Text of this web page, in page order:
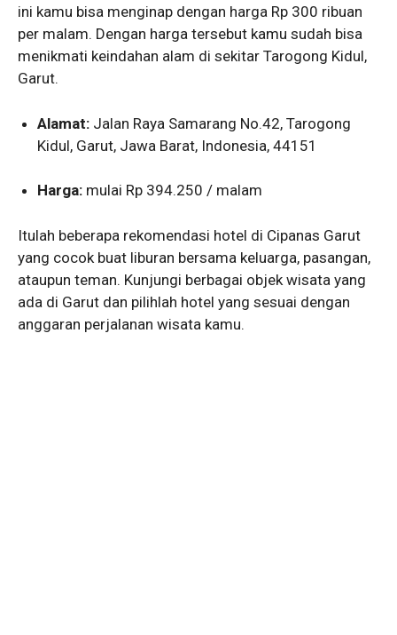
ini kamu bisa menginap dengan harga Rp 300 ribuan
per malam. Dengan harga tersebut kamu sudah bisa
menikmati keindahan alam di sekitar Tarogong Kidul,
Garut.
Alamat: Jalan Raya Samarang No.42, Tarogong
Kidul, Garut, Jawa Barat, Indonesia, 44151
Harga: mulai Rp 394.250 / malam
Itulah beberapa rekomendasi hotel di Cipanas Garut
yang cocok buat liburan bersama keluarga, pasangan,
ataupun teman. Kunjungi berbagai objek wisata yang
ada di Garut dan pilihlah hotel yang sesuai dengan
anggaran perjalanan wisata kamu.